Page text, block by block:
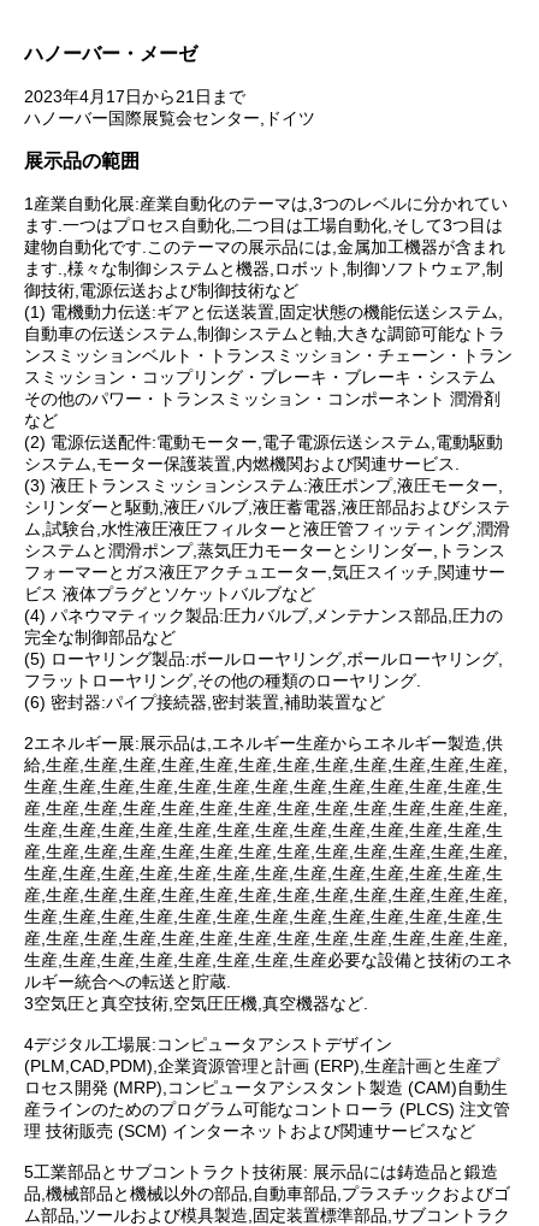
ハノーバー・メーゼ
2023年4月17日から21日まで
ハノーバー国際展覧会センター,ドイツ
展示品の範囲
1産業自動化展:産業自動化のテーマは,3つのレベルに分かれてい
ます.一つはプロセス自動化,二つ目は工場自動化,そして3つ目は
建物自動化です.このテーマの展示品には,金属加工機器が含まれ
ます.,様々な制御システムと機器,ロボット,制御ソフトウェア,制
御技術,電源伝送および制御技術など
(1) 電機動力伝送:ギアと伝送装置,固定状態の機能伝送システム,
自動車の伝送システム,制御システムと軸,大きな調節可能なトラ
ンスミッションベルト・トランスミッション・チェーン・トラン
スミッション・コップリング・ブレーキ・ブレーキ・システム
その他のパワー・トランスミッション・コンポーネント 潤滑剤
など
(2) 電源伝送配件:電動モーター,電子電源伝送システム,電動駆動
システム,モーター保護装置,内燃機関および関連サービス.
(3) 液圧トランスミッションシステム:液圧ポンプ,液圧モーター,
シリンダーと駆動,液圧バルブ,液圧蓄電器,液圧部品およびシステ
ム,試験台,水性液圧液圧フィルターと液圧管フィッティング,潤滑
システムと潤滑ポンプ,蒸気圧力モーターとシリンダー,トランス
フォーマーとガス液圧アクチュエーター,気圧スイッチ,関連サー
ビス 液体プラグとソケットバルブなど
(4) パネウマティック製品:圧力バルブ,メンテナンス部品,圧力の
完全な制御部品など
(5) ローヤリング製品:ボールローヤリング,ボールローヤリング,
フラットローヤリング,その他の種類のローヤリング.
(6) 密封器:パイプ接続器,密封装置,補助装置など
2エネルギー展:展示品は,エネルギー生産からエネルギー製造,供
給,生産,生産,生産,生産,生産,生産,生産,生産,生産,生産,生産,生産,
生産,生産,生産,生産,生産,生産,生産,生産,生産,生産,生産,生産,生
産,生産,生産,生産,生産,生産,生産,生産,生産,生産,生産,生産,生産,
生産,生産,生産,生産,生産,生産,生産,生産,生産,生産,生産,生産,生
産,生産,生産,生産,生産,生産,生産,生産,生産,生産,生産,生産,生産,
生産,生産,生産,生産,生産,生産,生産,生産,生産,生産,生産,生産,生
産,生産,生産,生産,生産,生産,生産,生産,生産,生産,生産,生産,生産,
生産,生産,生産,生産,生産,生産,生産,生産,生産,生産,生産,生産,生
産,生産,生産,生産,生産,生産,生産,生産,生産,生産,生産,生産,生産,
生産,生産,生産,生産,生産,生産,生産,生産必要な設備と技術のエネ
ルギー統合への転送と貯蔵.
3空気圧と真空技術,空気圧圧機,真空機器など.
4デジタル工場展:コンピュータアシストデザイン
(PLM,CAD,PDM),企業資源管理と計画 (ERP),生産計画と生産プ
ロセス開発 (MRP),コンピュータアシスタント製造 (CAM)自動生
産ラインのためのプログラム可能なコントローラ (PLCS) 注文管
理 技術販売 (SCM) インターネットおよび関連サービスなど
5工業部品とサブコントラクト技術展: 展示品には鋳造品と鍛造
品,機械部品と機械以外の部品,自動車部品,プラスチックおよびゴ
ム部品,ツールおよび模具製造,固定装置標準部品,サブコントラク